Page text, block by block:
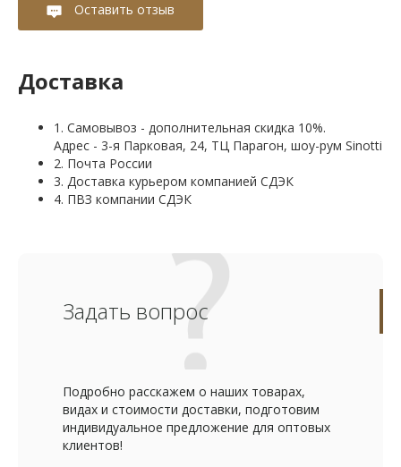
Оставить отзыв
Доставка
1. Самовывоз - дополнительная скидка 10%.
Адрес - 3-я Парковая, 24, ТЦ Парагон, шоу-рум Sinotti
2. Почта России
3. Доставка курьером компанией СДЭК
4. ПВЗ компании СДЭК
Задать вопрос
Подробно расскажем о наших товарах,
видах и стоимости доставки, подготовим
индивидуальное предложение для оптовых
клиентов!